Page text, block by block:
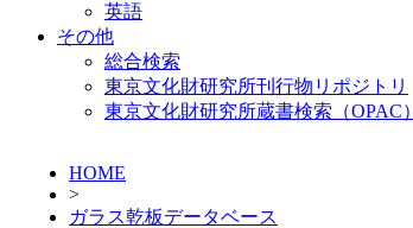
英語
その他
総合検索
東京文化財研究所刊行物リポジトリ
東京文化財研究所蔵書検索（OPAC）
HOME
>
ガラス乾板データベース